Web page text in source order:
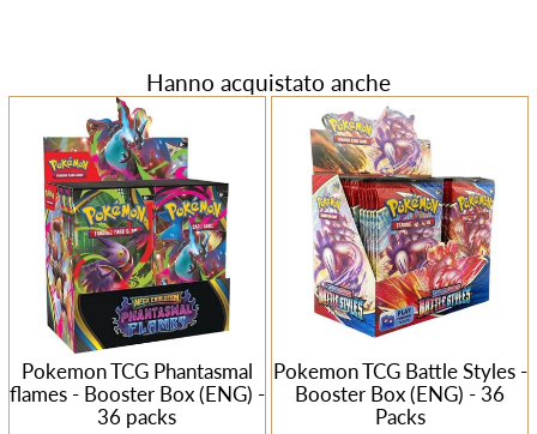
Hanno acquistato anche
Pokemon TCG Phantasmal
flames - Booster Box (ENG) -
36 packs
Pokemon TCG Battle Styles -
Booster Box (ENG) - 36
Packs